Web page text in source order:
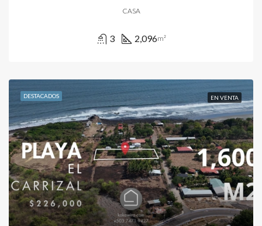
CASA
3 2,096m²
DESTACADOS EN VENTA